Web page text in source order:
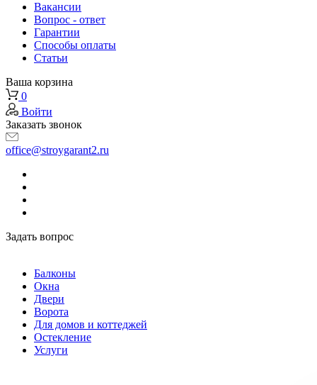
Вакансии
Вопрос - ответ
Гарантии
Способы оплаты
Статьи
Ваша корзина
0
Войти
Заказать звонок
office@stroygarant2.ru
Задать вопрос
Балконы
Окна
Двери
Ворота
Для домов и коттеджей
Остекление
Услуги